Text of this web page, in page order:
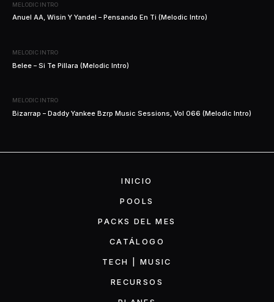
MELODIC INTRO
Anuel AA, Wisin Y Yandel – Pensando En Ti (Melodic Intro)
MELODIC INTRO
Belee – Si Te Pillara (Melodic Intro)
MELODIC INTRO
Bizarrap – Daddy Yankee Bzrp Music Sessions, Vol 066 (Melodic Intro)
INICIO
POOLS
PACKS DEL MES
CATÁLOGO
TECH | MUSIC
RECURSOS